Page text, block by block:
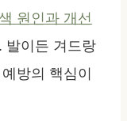
원인과 개선
발이든 겨드랑
방의 핵심이